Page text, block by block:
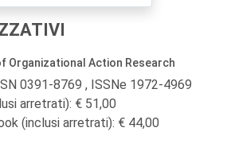
Organizational Action Research
0391-8769 , ISSNe 1972-4969
arretrati): € 51,00
(inclusi arretrati): € 44,00